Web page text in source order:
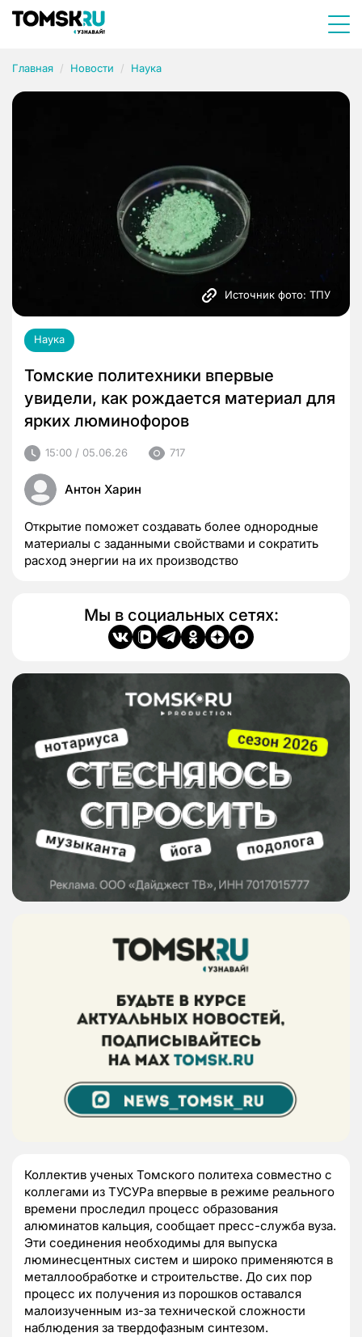
Главная Новости Наука
Источник фото: ТПУ
Наука
Томские политехники впервые
увидели, как рождается материал для
ярких люминофоров
15:00 / 05.06.26 717
Антон Харин
Открытие поможет создавать более однородные
материалы с заданными свойствами и сократить
расход энергии на их производство
Мы в социальных сетях:
Коллектив ученых Томского политеха совместно с
коллегами из ТУСУРа впервые в режиме реального
времени проследил процесс образования
алюминатов кальция, сообщает пресс-служба вуза.
Эти соединения необходимы для выпуска
люминесцентных систем и широко применяются в
металлообработке и строительстве. До сих пор
процесс их получения из порошков оставался
малоизученным из-за технической сложности
наблюдения за твердофазным синтезом.